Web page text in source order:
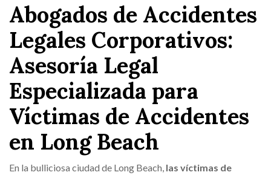
Abogados de Accidentes
Legales Corporativos:
Asesoría Legal
Especializada para
Víctimas de Accidentes
en Long Beach
En la bulliciosa ciudad de Long Beach, las víctimas de